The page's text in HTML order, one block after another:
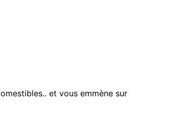
et vous emmène sur